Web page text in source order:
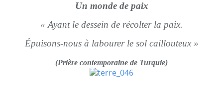
Un monde de paix
« Ayant le dessein de récolter la paix.
Épuisons-nous à labourer le sol caillouteux »
(Prière contemporaine de Turquie)